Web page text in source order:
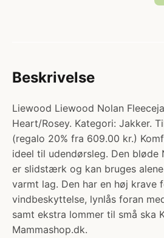
Beskrivelse
Liewood Liewood Nolan
Heart/Rosey. Kategori: Jakker.
(regalo 20% fra 609.00 kr.)
ideel til udendørsleg. Den bløde
er slidstærk og kan bruges
varmt lag. Den har en høj krave
vindbeskyttelse, lynlås foran
samt ekstra lommer til små ska
Mammashop.dk.